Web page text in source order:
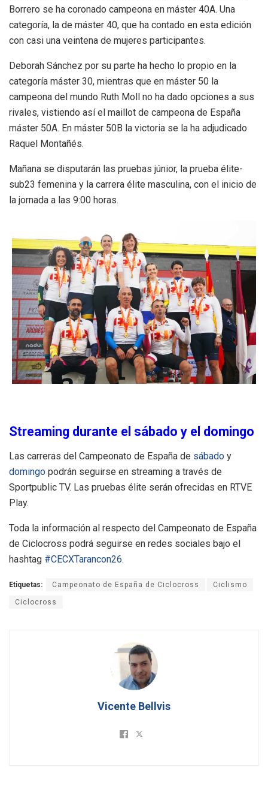
Borrero se ha coronado campeona en máster 40A. Una
categoría, la de máster 40, que ha contado en esta edición
con casi una veintena de mujeres participantes.
Deborah Sánchez por su parte ha hecho lo propio en la
categoría máster 30, mientras que en máster 50 la
campeona del mundo Ruth Moll no ha dado opciones a sus
rivales, vistiendo así el maillot de campeona de España
máster 50A. En máster 50B la victoria se la ha adjudicado
Raquel Montañés.
Mañana se disputarán las pruebas júnior, la prueba élite-
sub23 femenina y la carrera élite masculina, con el inicio de
la jornada a las 9:00 horas.
Streaming durante el sábado y el domingo
Las carreras del Campeonato de España de sábado y
domingo podrán seguirse en streaming a través de
Sportpublic TV. Las pruebas élite serán ofrecidas en RTVE
Play.
Toda la información al respecto del Campeonato de España
de Ciclocross podrá seguirse en redes sociales bajo el
hashtag #CECXTarancon26.
Etiquetas: Campeonato de España de Ciclocross Ciclismo
Ciclocross
Vicente Bellvis